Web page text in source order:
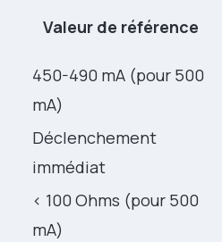
Valeur de référence
450-490 mA (pour 500
mA)
Déclenchement
immédiat
< 100 Ohms (pour 500
mA)